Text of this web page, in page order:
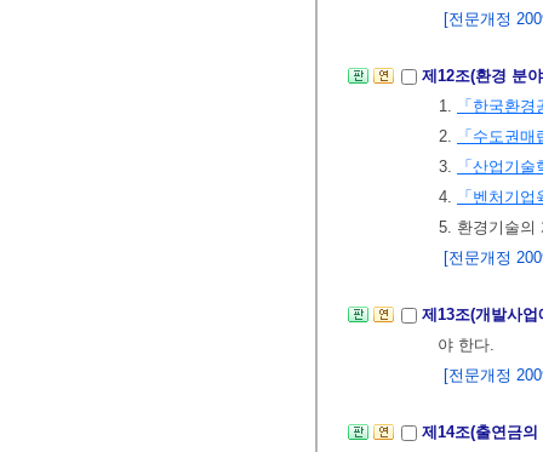
[전문개정
제12조(환경 분
1.
「한국환
2.
「수도권
3.
「산업기
4.
「벤처기
5. 환경기술의
[전문개정
제13조(개발사
야 한다.
[전문개정
제14조(출연금